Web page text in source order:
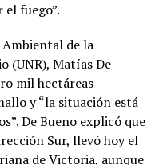
fuego”.
de la
(UNR), Matías De
mil hectáreas
y “la situación está
De Bueno explicó que
Sur, llevó hoy el
de Victoria, aunque